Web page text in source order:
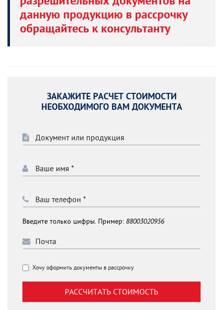
данную продукцию в рассрочку
обращайтесь к консультанту
ЗАКАЖИТЕ РАСЧЕТ СТОИМОСТИ
НЕОБХОДИМОГО ВАМ ДОКУМЕНТА
Введите только цифры. Пример: 88003020956
Хочу оформить документы в рассрочку
РАССЧИТАТЬ СТОИМОСТЬ